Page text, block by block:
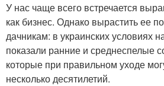
У нас чаще всего встречается
как бизнес. Однако вырастить ее
дачникам: в украинских условиях
показали ранние и среднеспелые
которые при правильном уходе
несколько десятилетий.